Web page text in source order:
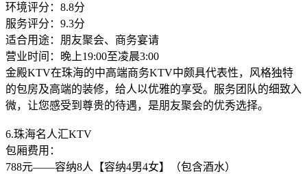
环境评分：8.8分
服务评分：9.3分
适合用途：朋友聚会、商务宴请
营业时间：晚上19:00至凌晨3:00
金殿KTV在珠海的中高端商务KTV中颇具代表性，风格独特
的包房及高端的装修，给人以优雅的享受。服务团队的细致入
微，让您感受到尊贵的待遇，是朋友聚会的优秀选择。
6.珠海名人汇KTV
包厢费用：
788元——容纳8人【容纳4男4女】（包含酒水）